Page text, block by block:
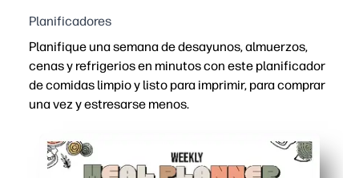
Planificadores
Planifique una semana de desayunos, almuerzos,
cenas y refrigerios en minutos con este planificador
de comidas limpio y listo para imprimir, para comprar
una vez y estresarse menos.
El diseño semanal Print and Go ahorra tiempo:
Vea toda su semana de un vistazo, para comprar una